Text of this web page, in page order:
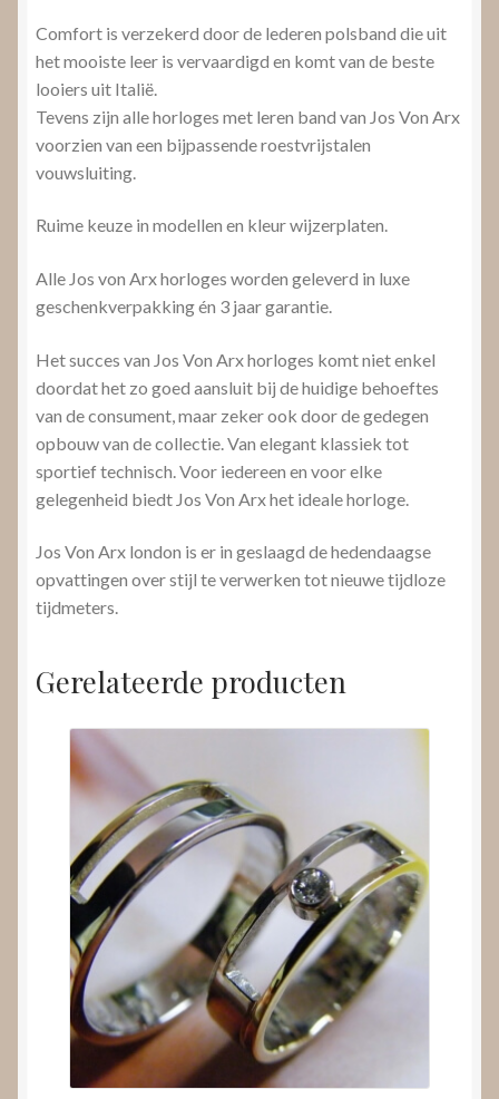
Comfort is verzekerd door de lederen polsband die uit
het mooiste leer is vervaardigd en komt van de beste
looiers uit Italië.
Tevens zijn alle horloges met leren band van Jos Von Arx
voorzien van een bijpassende roestvrijstalen
vouwsluiting.
Ruime keuze in modellen en kleur wijzerplaten.
Alle Jos von Arx horloges worden geleverd in luxe
geschenkverpakking én 3 jaar garantie.
Het succes van Jos Von Arx horloges komt niet enkel
doordat het zo goed aansluit bij de huidige behoeftes
van de consument, maar zeker ook door de gedegen
opbouw van de collectie. Van elegant klassiek tot
sportief technisch. Voor iedereen en voor elke
gelegenheid biedt Jos Von Arx het ideale horloge.
Jos Von Arx london is er in geslaagd de hedendaagse
opvattingen over stijl te verwerken tot nieuwe tijdloze
tijdmeters.
Gerelateerde producten